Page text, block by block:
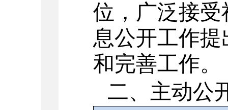
位 ， 广泛接
息公开工作
和完善工作。
二、主动公